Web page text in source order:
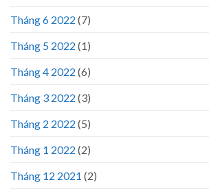
Tháng 6 2022 (7)
Tháng 5 2022 (1)
Tháng 4 2022 (6)
Tháng 3 2022 (3)
Tháng 2 2022 (5)
Tháng 1 2022 (2)
Tháng 12 2021 (2)